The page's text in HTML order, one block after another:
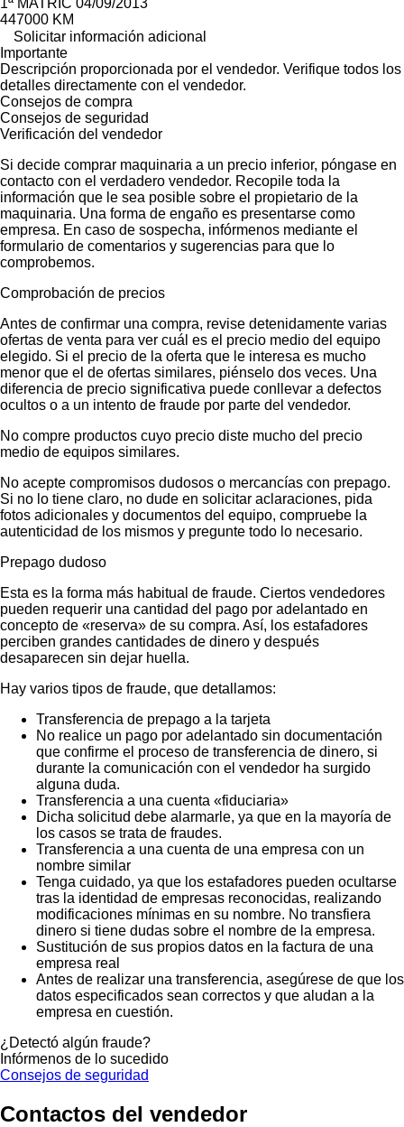
447000 KM
Solicitar información adicional
Importante
Descripción proporcionada por el vendedor. Verifique todos los
detalles directamente con el vendedor.
Consejos de compra
Consejos de seguridad
Verificación del vendedor
Si decide comprar maquinaria a un precio inferior, póngase en
contacto con el verdadero vendedor. Recopile toda la
información que le sea posible sobre el propietario de la
maquinaria. Una forma de engaño es presentarse como
empresa. En caso de sospecha, infórmenos mediante el
formulario de comentarios y sugerencias para que lo
comprobemos.
Comprobación de precios
Antes de confirmar una compra, revise detenidamente varias
ofertas de venta para ver cuál es el precio medio del equipo
elegido. Si el precio de la oferta que le interesa es mucho
menor que el de ofertas similares, piénselo dos veces. Una
diferencia de precio significativa puede conllevar a defectos
ocultos o a un intento de fraude por parte del vendedor.
No compre productos cuyo precio diste mucho del precio
medio de equipos similares.
No acepte compromisos dudosos o mercancías con prepago.
Si no lo tiene claro, no dude en solicitar aclaraciones, pida
fotos adicionales y documentos del equipo, compruebe la
autenticidad de los mismos y pregunte todo lo necesario.
Prepago dudoso
Esta es la forma más habitual de fraude. Ciertos vendedores
pueden requerir una cantidad del pago por adelantado en
concepto de «reserva» de su compra. Así, los estafadores
perciben grandes cantidades de dinero y después
desaparecen sin dejar huella.
Hay varios tipos de fraude, que detallamos:
Transferencia de prepago a la tarjeta
No realice un pago por adelantado sin documentación
que confirme el proceso de transferencia de dinero, si
durante la comunicación con el vendedor ha surgido
alguna duda.
Transferencia a una cuenta «fiduciaria»
Dicha solicitud debe alarmarle, ya que en la mayoría de
los casos se trata de fraudes.
Transferencia a una cuenta de una empresa con un
nombre similar
Tenga cuidado, ya que los estafadores pueden ocultarse
tras la identidad de empresas reconocidas, realizando
modificaciones mínimas en su nombre. No transfiera
dinero si tiene dudas sobre el nombre de la empresa.
Sustitución de sus propios datos en la factura de una
empresa real
Antes de realizar una transferencia, asegúrese de que los
datos especificados sean correctos y que aludan a la
empresa en cuestión.
¿Detectó algún fraude?
Infórmenos de lo sucedido
Consejos de seguridad
Contactos del vendedor